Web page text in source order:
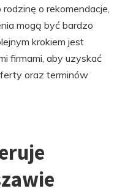
o rekomendacje,
mogą być bardzo
krokiem jest
firmami, aby uzyskać
oraz terminów